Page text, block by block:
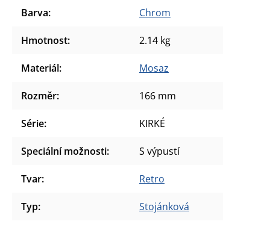
Barva: Chrom
Hmotnost: 2.14 kg
Materiál: Mosaz
Rozměr: 166 mm
Série: KIRKÉ
Speciální možnosti: S výpustí
Tvar: Retro
Typ: Stojánková